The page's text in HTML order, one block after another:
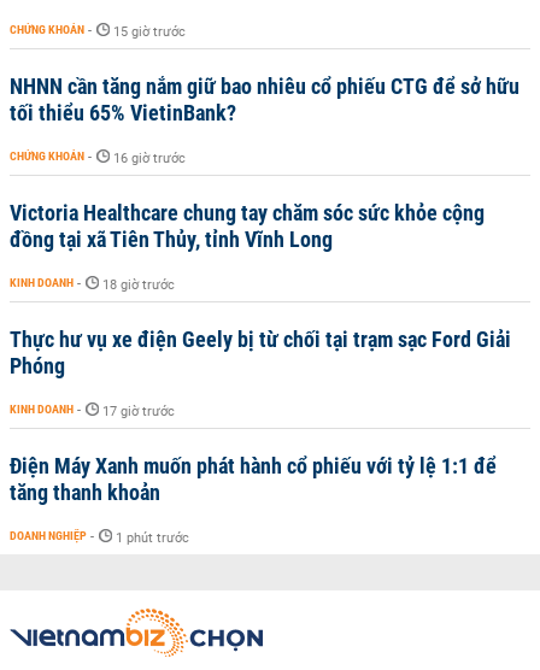
CHỨNG KHOÁN - 15 giờ trước
NHNN cần tăng nắm giữ bao nhiêu cổ phiếu CTG để sở hữu
tối thiểu 65% VietinBank?
CHỨNG KHOÁN - 16 giờ trước
Victoria Healthcare chung tay chăm sóc sức khỏe cộng
đồng tại xã Tiên Thủy, tỉnh Vĩnh Long
KINH DOANH - 18 giờ trước
Thực hư vụ xe điện Geely bị từ chối tại trạm sạc Ford Giải
Phóng
KINH DOANH - 17 giờ trước
Điện Máy Xanh muốn phát hành cổ phiếu với tỷ lệ 1:1 để
tăng thanh khoản
DOANH NGHIỆP - 1 phút trước